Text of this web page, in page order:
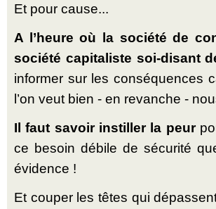
Et pour cause...
A l’heure où la société de
société capitaliste soi-disant
informer sur les conséquences
l’on veut bien - en revanche -
Il faut savoir instiller la peur
ce besoin débile de sécurité
évidence !
Et couper les têtes qui